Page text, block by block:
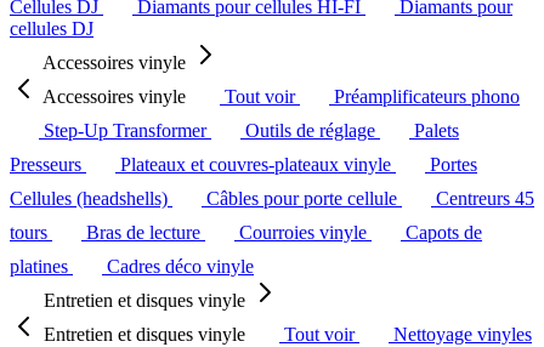
Cellules DJ
Diamants pour cellules HI-FI
Diamants pour
cellules DJ
Accessoires vinyle
Accessoires vinyle
Tout voir
Préamplificateurs phono
Step-Up Transformer
Outils de réglage
Palets
Presseurs
Plateaux et couvres-plateaux vinyle
Portes
Cellules (headshells)
Câbles pour porte cellule
Centreurs 45
tours
Bras de lecture Courroies vinyle
Capots de
platines
Cadres déco vinyle
Entretien et disques vinyle
Entretien et disques vinyle
Tout voir
Nettoyage vinyles